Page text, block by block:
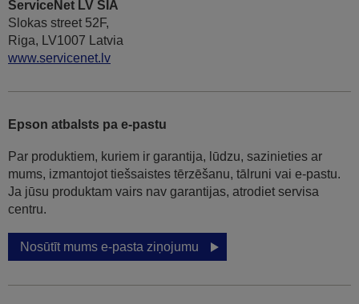
ServiceNet LV SIA
Slokas street 52F,
Riga, LV1007 Latvia
www.servicenet.lv
Epson atbalsts pa e-pastu
Par produktiem, kuriem ir garantija, lūdzu, sazinieties ar
mums, izmantojot tiešsaistes tērzēšanu, tālruni vai e-pastu.
Ja jūsu produktam vairs nav garantijas, atrodiet servisa
centru.
Nosūtīt mums e-pasta ziņojumu